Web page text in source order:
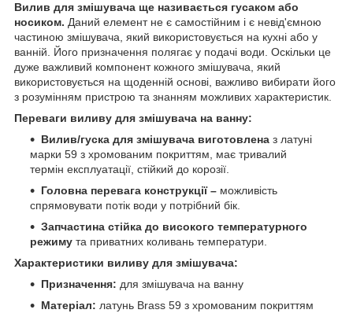
Вилив для змішувача ще називається гусаком або
носиком. Даний елемент не є самостійним і є невід'ємною
частиною змішувача, який використовується на кухні або у
ванній. Його призначення полягає у подачі води. Оскільки це
дуже важливий компонент кожного змішувача, який
використовується на щоденній основі, важливо вибирати його
з розумінням пристрою та знанням можливих характеристик.
Переваги виливу для змішувача на ванну:
Вилив/гуска для змішувача виготовлена з латуні
марки 59 з хромованим покриттям, має тривалий
термін експлуатації, стійкий до корозії.
Головна перевага конструкції – можливість
спрямовувати потік води у потрібний бік.
Запчастина стійка до високого температурного
режиму та приватних коливань температури.
Характеристики виливу для змішувача:
Призначення: для змішувача на ванну
Матеріал: латунь Brass 59 з хромованим покриттям